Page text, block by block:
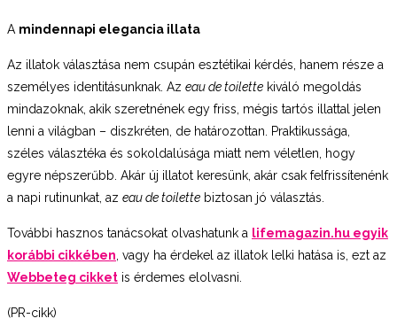
A mindennapi elegancia illata
Az illatok választása nem csupán esztétikai kérdés, hanem része a
személyes identitásunknak. Az eau de toilette kiváló megoldás
mindazoknak, akik szeretnének egy friss, mégis tartós illattal jelen
lenni a világban – diszkréten, de határozottan. Praktikussága,
széles választéka és sokoldalúsága miatt nem véletlen, hogy
egyre népszerűbb. Akár új illatot keresünk, akár csak felfrissítenénk
a napi rutinunkat, az eau de toilette biztosan jó választás.
További hasznos tanácsokat olvashatunk a lifemagazin.hu egyik
korábbi cikkében , vagy ha érdekel az illatok lelki hatása is, ezt az
Webbeteg cikket is érdemes elolvasni.
(PR-cikk)